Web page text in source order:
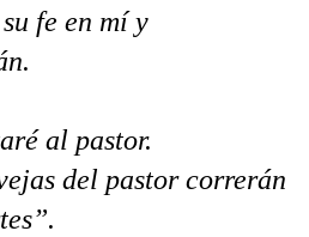
fe en mí y
al pastor.
del pastor correrán